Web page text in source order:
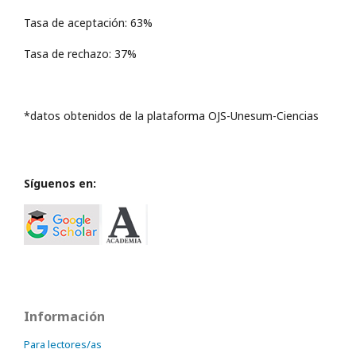
Tasa de aceptación: 63%
Tasa de rechazo: 37%
*datos obtenidos de la plataforma OJS-Unesum-Ciencias
Síguenos en:
Información
Para lectores/as